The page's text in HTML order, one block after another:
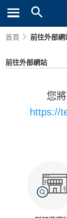
首頁 前往外部網
前往外部網站
您
https://